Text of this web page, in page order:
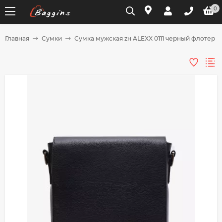
0
Главная Сумки Сумка мужская zн ALEXX 0111 черный флотер
График платежей